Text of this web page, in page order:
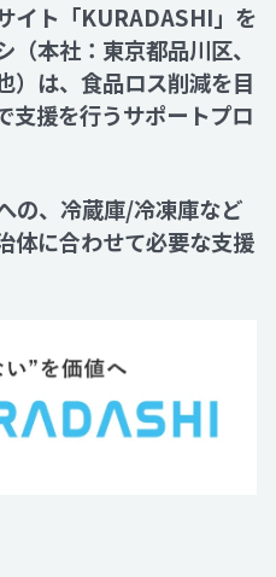
イト「KURADASHI」を
本社：東京都品川区、
）は、食品ロス削減を目
支援を行うサポートプロ
の、冷蔵庫/冷凍庫など
体に合わせて必要な支援